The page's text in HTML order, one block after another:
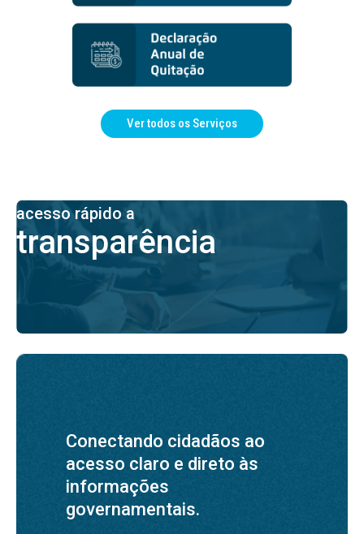
Ver todos os Serviços
acesso rápido a
transparência
Conectando cidadãos ao
acesso claro e direto às
informações
governamentais.